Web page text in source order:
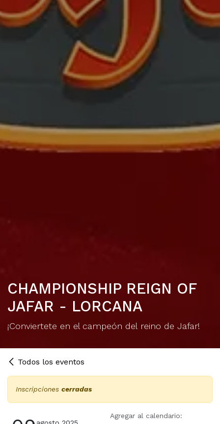
CHAMPIONSHIP REIGN OF
JAFAR - LORCANA
¡Conviertete en el campeón del reino de Jafar!
Todos los eventos
Inscripciones cerradas
agosto 2025
Agregar al calendario: